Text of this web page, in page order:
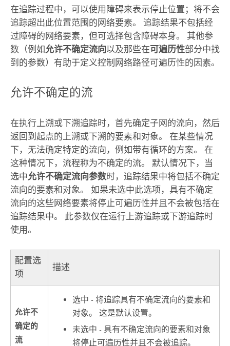
在追踪过程中，可以使用障碍来表示停止位置；将不会
追踪超出此位置范围的网络要素。 追踪结果不包括经
过障碍的网络要素，但可选择包含障碍本身。 其他参
数（例如允许不确定流向以及那些在可遍历性部分中找
到的参数）有助于定义控制网络路径可遍历性的因素。
允许不确定的流
在执行上溯或下溯追踪时，首先确定子网的流向，然后
返回到起点的上溯或下溯的要素和对象。 在某些情况
下，无法确定特定的流向，例如带有循环的方案。 在
这种情况下，流程称为不确定的流。 默认情况下，当
选中允许不确定流向参数时，追踪结果中将包括不确定
流向的要素和对象。 如果未选中此选项，具有不确定
流向的这些网络要素将停止可遍历性并且不会被包括在
追踪结果中。 此参数仅在运行上游追踪或下游追踪时
使用。
配置选
项
描述
允许不
确定的
流
选中 - 将追踪具有不确定流向的要素和
对象。 这是默认设置。
未选中 - 具有不确定流向的要素和对象
将停止可遍历性并且不会被追踪。